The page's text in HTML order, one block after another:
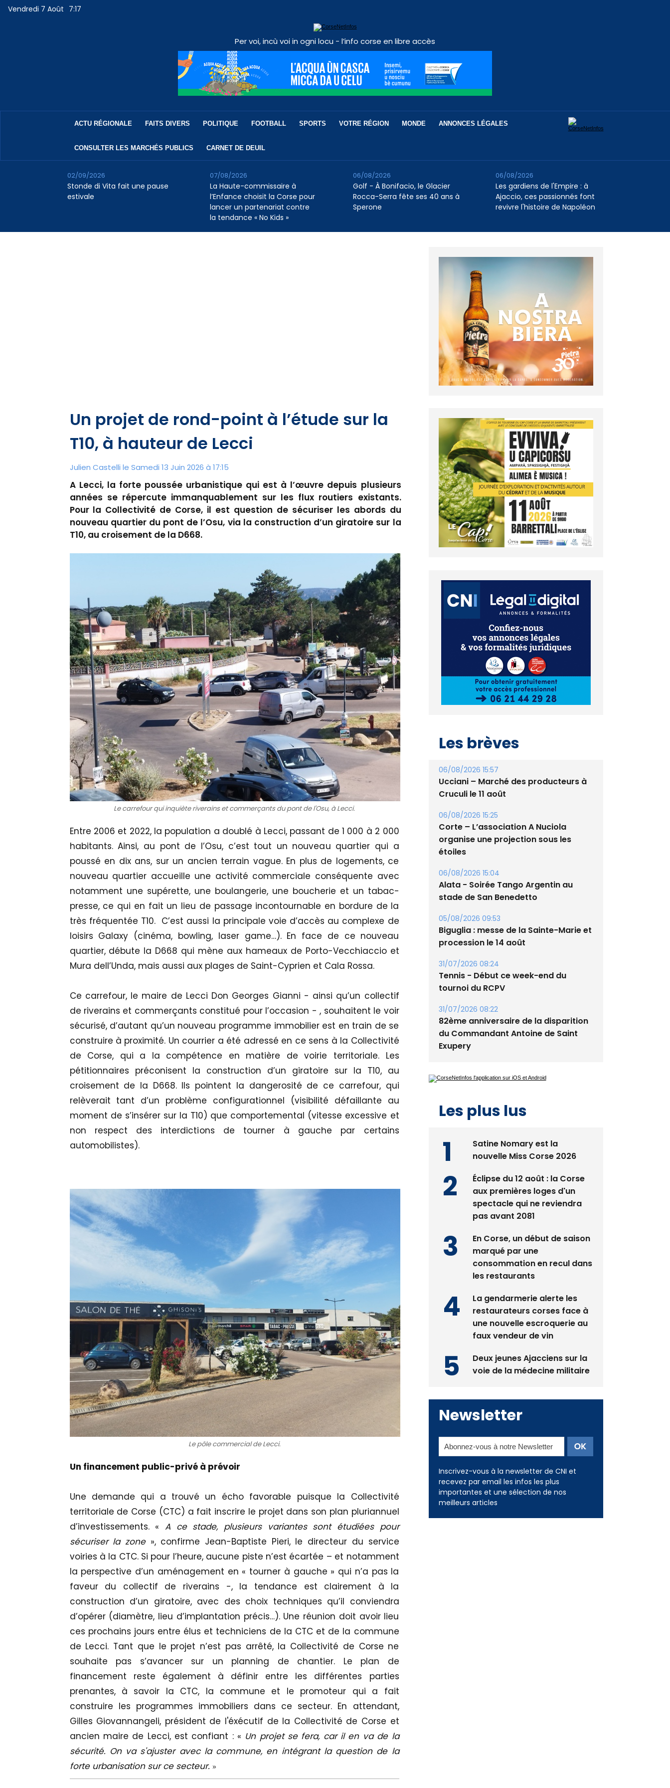
Vendredi 7 Août 7:17
Per voi, incù voi in ogni locu - l’info corse en libre accès
ACTU RÉGIONALE FAITS DIVERS POLITIQUE FOOTBALL SPORTS VOTRE RÉGION MONDE ANNONCES LÉGALES
CONSULTER LES MARCHÉS PUBLICS CARNET DE DEUIL
Stonde di Vita fait une pause
estivale
02/09/2026
La Haute-commissaire à
l’Enfance choisit la Corse pour
lancer un partenariat contre
la tendance « No Kids »
07/08/2026
Golf - À Bonifacio, le Glacier
Rocca-Serra fête ses 40 ans à
Sperone
06/08/2026
Les gardiens de l'Empire : à
Ajaccio, ces passionnés font
revivre l'histoire de Napoléon
06/08/2026
Un projet de rond-point à l’étude sur la
T10, à hauteur de Lecci
Julien Castelli le Samedi 13 Juin 2026 à 17:15
A Lecci, la forte poussée urbanistique qui est à l’œuvre depuis plusieurs
années se répercute immanquablement sur les flux routiers existants.
Pour la Collectivité de Corse, il est question de sécuriser les abords du
nouveau quartier du pont de l’Osu, via la construction d’un giratoire sur la
T10, au croisement de la D668.
Le carrefour qui inquiète riverains et commerçants du pont de l'Osu, à Lecci.
Entre 2006 et 2022, la population a doublé à Lecci, passant de 1 000 à 2 000
habitants. Ainsi, au pont de l’Osu, c’est tout un nouveau quartier qui a
poussé en dix ans, sur un ancien terrain vague. En plus de logements, ce
nouveau quartier accueille une activité commerciale conséquente avec
notamment une supérette, une boulangerie, une boucherie et un tabac-
presse, ce qui en fait un lieu de passage incontournable en bordure de la
très fréquentée T10. C’est aussi la principale voie d’accès au complexe de
loisirs Galaxy (cinéma, bowling, laser game…). En face de ce nouveau
quartier, débute la D668 qui mène aux hameaux de Porto-Vecchiaccio et
Mura dell’Unda, mais aussi aux plages de Saint-Cyprien et Cala Rossa.
Ce carrefour, le maire de Lecci Don Georges Gianni - ainsi qu’un collectif
de riverains et commerçants constitué pour l’occasion - , souhaitent le voir
sécurisé, d’autant qu’un nouveau programme immobilier est en train de se
construire à proximité. Un courrier a été adressé en ce sens à la Collectivité
de Corse, qui a la compétence en matière de voirie territoriale. Les
pétitionnaires préconisent la construction d’un giratoire sur la T10, au
croisement de la D668. Ils pointent la dangerosité de ce carrefour, qui
relèverait tant d’un problème configurationnel (visibilité défaillante au
moment de s’insérer sur la T10) que comportemental (vitesse excessive et
non respect des interdictions de tourner à gauche par certains
automobilistes).
Le pôle commercial de Lecci.
Un financement public-privé à prévoir
Une demande qui a trouvé un écho favorable puisque la Collectivité
territoriale de Corse (CTC) a fait inscrire le projet dans son plan pluriannuel
d’investissements. « A ce stade, plusieurs variantes sont étudiées pour
sécuriser la zone», confirme Jean-Baptiste Pieri, le directeur du service
voiries à la CTC. Si pour l’heure, aucune piste n’est écartée – et notamment
la perspective d’un aménagement en « tourner à gauche » qui n’a pas la
faveur du collectif de riverains -, la tendance est clairement à la
construction d’un giratoire, avec des choix techniques qu’il conviendra
d’opérer (diamètre, lieu d’implantation précis…). Une réunion doit avoir lieu
ces prochains jours entre élus et techniciens de la CTC et de la commune
de Lecci. Tant que le projet n’est pas arrêté, la Collectivité de Corse ne
souhaite pas s’avancer sur un planning de chantier. Le plan de
financement reste également à définir entre les différentes parties
prenantes, à savoir la CTC, la commune et le promoteur qui a fait
construire les programmes immobiliers dans ce secteur. En attendant,
Gilles Giovannangeli, président de l'éxécutif de la Collectivité de Corse et
ancien maire de Lecci, est confiant : « Un projet se fera, car il en va de la
sécurité. On va s'ajuster avec la commune, en intégrant la question de la
forte urbanisation sur ce secteur. »
06/08/2026 15:57
Cruculi le 11 août
06/08/2026 15:25
organise une projection sous les
étoiles
06/08/2026 15:04
stade de San Benedetto
05/08/2026 09:53
procession le 14 août
31/07/2026 08:24
Tennis - Début ce week-end du
tournoi du RCPV
31/07/2026 08:22
du Commandant Antoine de Saint
Exupery
Les plus lus
Satine Nomary est la
Éclipse du 12 août : la Corse
spectacle qui ne reviendra
pas avant 2081
En Corse, un début de saison
consommation en recul dans
les restaurants
La gendarmerie alerte les
une nouvelle escroquerie au
faux vendeur de vin
Deux jeunes Ajacciens sur la
Inscrivez-vous à la newsletter de CNI et
recevez par email les infos les plus
importantes et une sélection de nos